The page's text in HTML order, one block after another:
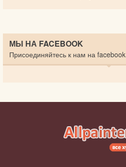
МЫ НА FACEBOOK
Присоединяйтесь к нам на facebook